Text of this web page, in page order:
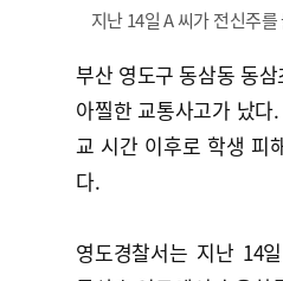
지난 14일 A 씨가 전신주
부산 영도구 동삼동 동
아찔한 교통사고가 났
교 시간 이후로 학생 피
다.
영도경찰서는 지난 14